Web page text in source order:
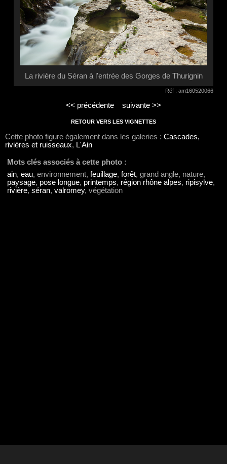
La rivière du Séran à l'entrée des Gorges de Thurignin
Réf : am160520066
<< précédente suivante >>
RETOUR VERS LES VIGNETTES
Cette photo figure également dans les galeries : Cascades,
rivières et ruisseaux, L'Ain
Mots clés associés à cette photo :
ain, eau, environnement, feuillage, forêt, grand angle, nature,
paysage, pose longue, printemps, région rhône alpes, ripisylve,
rivière, séran, valromey, végétation